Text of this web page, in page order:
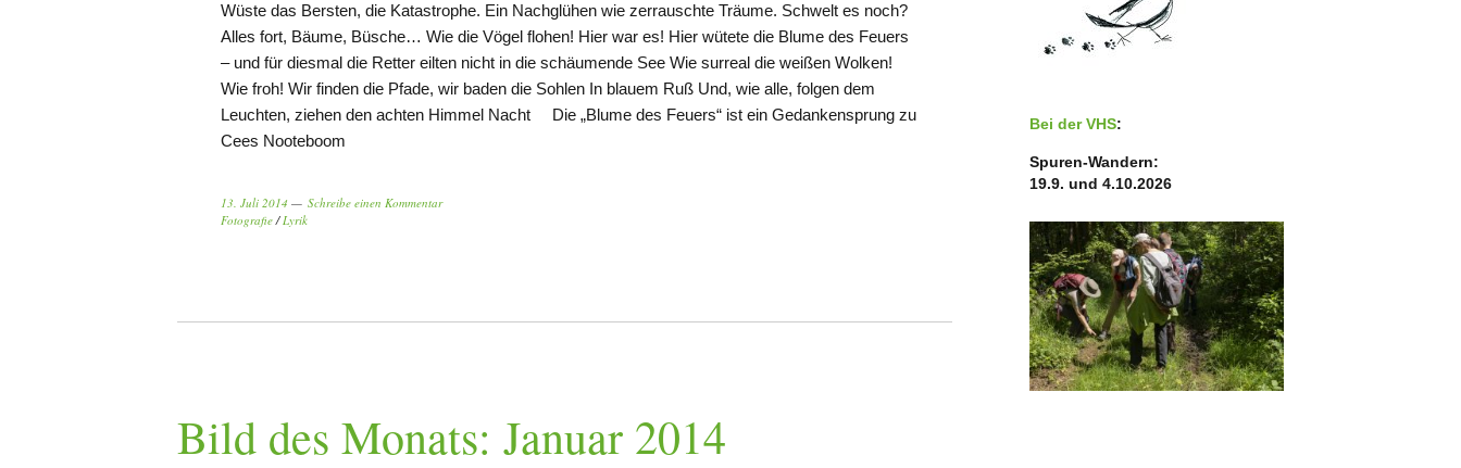
Wüste das Bersten, die Katastrophe. Ein Nachglühen wie zerrauschte Träume. Schwelt es noch?
Alles fort, Bäume, Büsche… Wie die Vögel flohen! Hier war es! Hier wütete die Blume des Feuers
– und für diesmal die Retter eilten nicht in die schäumende See Wie surreal die weißen Wolken!
Wie froh! Wir finden die Pfade, wir baden die Sohlen In blauem Ruß Und, wie alle, folgen dem
Leuchten, ziehen den achten Himmel Nacht Die „Blume des Feuers“ ist ein Gedankensprung zu
Cees Nooteboom
13. Juli 2014
Schreibe einen Kommentar
Fotografie/Lyrik
Bild des Monats: Januar 2014
Bei der VHS:
Spuren-Wandern:
19.9. und 4.10.2026